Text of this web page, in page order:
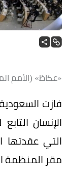
«عكاظ» (الأمم
فازت
الإنسان
التي
مقر المنظمة